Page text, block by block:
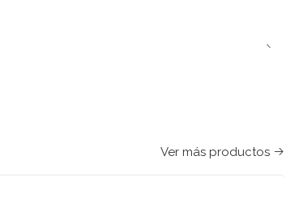
Ver más productos